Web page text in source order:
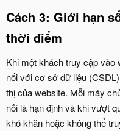
Cách 3: Giới hạn
thời điểm
Khi một khách truy cập vào
nối với cơ sở dữ liệu
thị của website. Mỗi máy
nối là hạn định và khi vượt
khó khăn hoặc không thể